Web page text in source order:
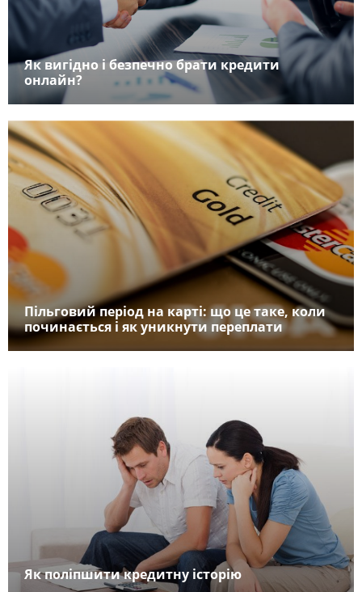
Як вигідно і безпечно брати кредити
онлайн?
Пільговий період на карті: що це таке, коли
починається і як уникнути переплати
Як поліпшити кредитну історію